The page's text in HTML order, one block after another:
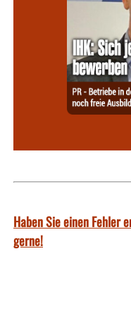
Haben Sie einen Fehler
gerne!